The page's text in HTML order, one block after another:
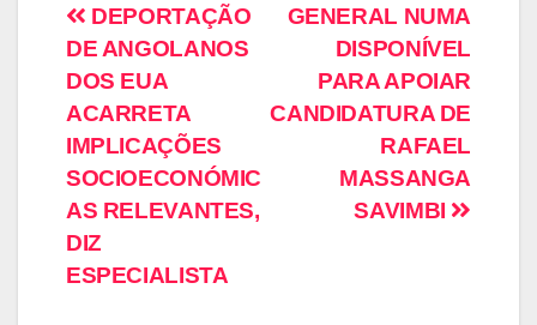
GENERAL NUMA
DISPONÍVEL
PARA APOIAR
CANDIDATURA DE
RAFAEL
MASSANGA
SAVIMBI
DEPORTAÇÃO
DE ANGOLANOS
DOS EUA
ACARRETA
IMPLICAÇÕES
SOCIOECONÓMIC
AS RELEVANTES,
DIZ
ESPECIALISTA